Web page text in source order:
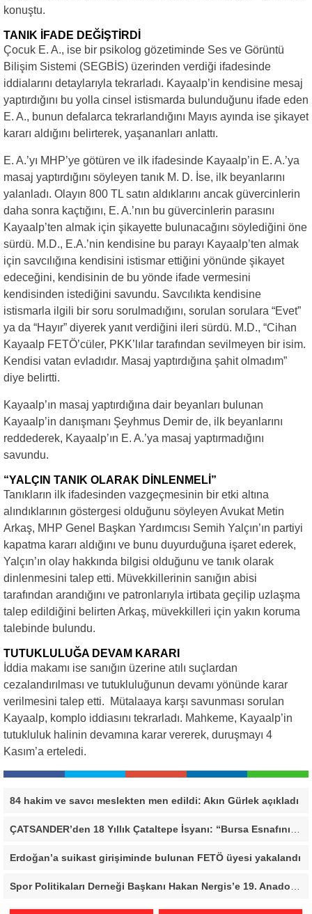
konuştu.
TANIK İFADE DEĞİŞTİRDİ
Çocuk E. A., ise bir psikolog gözetiminde Ses ve Görüntü
Bilişim Sistemi (SEGBİS) üzerinden verdiği ifadesinde
iddialarını detaylarıyla tekrarladı. Kayaalp’in kendisine mesaj
yaptırdığını bu yolla cinsel istismarda bulunduğunu ifade eden
E. A., bunun defalarca tekrarlandığını Mayıs ayında ise şikayet
kararı aldığını belirterek, yaşananları anlattı.
E. A.’yı MHP’ye götüren ve ilk ifadesinde Kayaalp’in E. A.’ya
masaj yaptırdığını söyleyen tanık M. D. İse, ilk beyanlarını
yalanladı. Olayın 800 TL satın aldıklarını ancak güvercinlerin
daha sonra kaçtığını, E. A.’nın bu güvercinlerin parasını
Kayaalp’ten almak için şikayette bulunacağını söylediğini öne
sürdü. M.D., E.A.’nin kendisine bu parayı Kayaalp’ten almak
için savcılığına kendisini istismar ettiğini yönünde şikayet
edeceğini, kendisinin de bu yönde ifade vermesini
kendisinden istediğini savundu. Savcılıkta kendisine
istismarla ilgili bir soru sorulmadığını, sorulan sorulara “Evet”
ya da “Hayır” diyerek yanıt verdiğini ileri sürdü. M.D., “Cihan
Kayaalp FETÖ’cüler, PKK’lılar tarafından sevilmeyen bir isim.
Kendisi vatan evladıdır. Masaj yaptırdığına şahit olmadım”
diye belirtti.
Kayaalp’ın masaj yaptırdığına dair beyanları bulunan
Kayaalp’in danışmanı Şeyhmus Demir de, ilk beyanlarını
reddederek, Kayaalp’ın E. A.’ya masaj yaptırmadığını
savundu.
“YALÇIN TANIK OLARAK DİNLENMELİ”
Tanıkların ilk ifadesinden vazgeçmesinin bir etki altına
alındıklarının göstergesi olduğunu söyleyen Avukat Metin
Arkaş, MHP Genel Başkan Yardımcısı Semih Yalçın’ın partiyi
kapatma kararı aldığını ve bunu duyurduğuna işaret ederek,
Yalçın’ın olay hakkında bilgisi olduğunu ve tanık olarak
dinlenmesini talep etti. Müvekkillerinin sanığın abisi
tarafından arandığını ve patronlarıyla irtibata geçilip uzlaşma
talep edildiğini belirten Arkaş, müvekkilleri için yakın koruma
talebinde bulundu.
TUTUKLULUĞA DEVAM KARARI
İddia makamı ise sanığın üzerine atılı suçlardan
cezalandırılması ve tutukluluğunun devamı yönünde karar
verilmesini talep etti. Mütalaaya karşı savunması sorulan
Kayaalp, komplo iddiasını tekrarladı. Mahkeme, Kayaalp’in
tutukluluk halinin devamına karar vererek, duruşmayı 4
Kasım’a erteledi.
84 hakim ve savcı meslekten men edildi: Akın Gürlek açıkladı
Erdoğan’a suikast girişiminde bulunan FETÖ üyesi yakalandı